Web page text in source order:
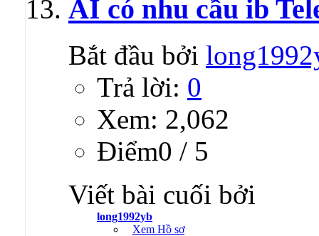
AI có nhu cầu ib
Bắt đầu bởi
Trả lời: 0
Xem: 2,062
Ðiểm0 / 5
Viết bài cuối bởi
long1992yb
Xem Hồ sơ